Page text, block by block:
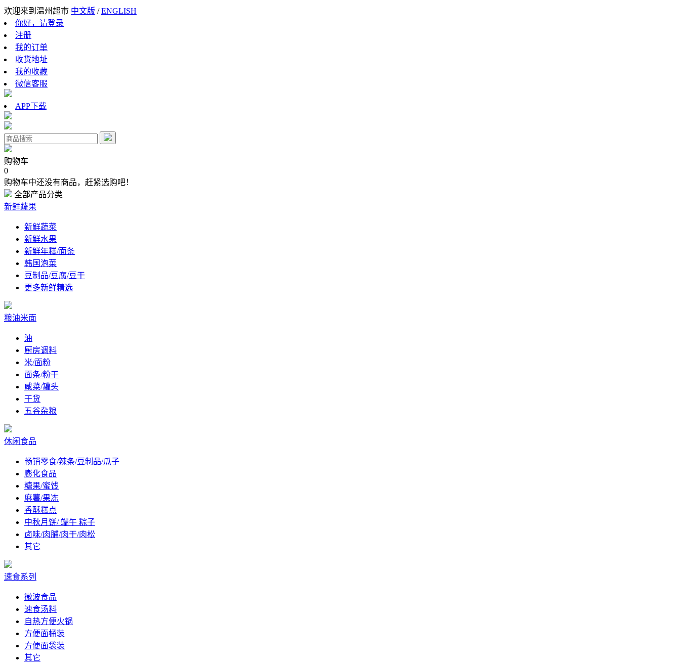
欢迎来到温州超市 中文版 /ENGLISH
你好，请登录
注册
我的订单
收货地址
我的收藏
微信客服
APP下载
购物车
0
购物车中还没有商品，赶紧选购吧！
全部产品分类
新鲜蔬果
新鲜蔬菜
新鲜水果
新鲜年糕/面条
韩国泡菜
豆制品/豆腐/豆干
更多新鲜精选
粮油米面
油
厨房调料
米/面粉
面条/粉干
咸菜/罐头
干货
五谷杂粮
休闲食品
畅销零食/辣条/豆制品/瓜子
膨化食品
糖果/蜜饯
麻薯/果冻
香酥糕点
中秋月饼/ 端午 粽子
卤味/肉脯/肉干/肉松
其它
速食系列
微波食品
速食汤料
自热方便火锅
方便面桶装
方便面袋装
其它